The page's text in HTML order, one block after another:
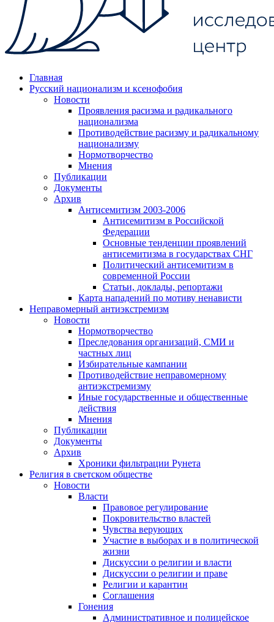
Главная
Русский национализм и ксенофобия
Новости
Проявления расизма и радикального
национализма
Противодействие расизму и радикальному
национализму
Нормотворчество
Мнения
Публикации
Документы
Архив
Антисемитизм 2003-2006
Антисемитизм в Российской
Федерации
Основные тенденции проявлений
антисемитизма в государствах СНГ
Политический антисемитизм в
современной России
Статьи, доклады, репортажи
Карта нападений по мотиву ненависти
Неправомерный антиэкстремизм
Новости
Нормотворчество
Преследования организаций, СМИ и
частных лиц
Избирательные кампании
Противодействие неправомерному
антиэкстремизму
Иные государственные и общественные
действия
Мнения
Публикации
Документы
Архив
Хроники фильтрации Рунета
Религия в светском обществе
Новости
Власти
Правовое регулирование
Покровительство властей
Чувства верующих
Участие в выборах и в политической
жизни
Дискуссии о религии и власти
Дискуссии о религии и праве
Религии и карантин
Соглашения
Гонения
Административное и полицейское